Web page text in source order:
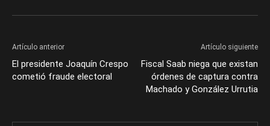
Artículo anterior
El presidente Joaquín Crespo
cometió fraude electoral
Artículo siguiente
Fiscal Saab niega que existan
órdenes de captura contra
Machado y González Urrutia